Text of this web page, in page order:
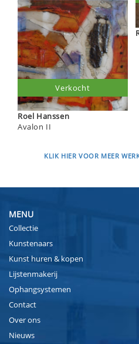
Roel Hanssen
Avalon II
Verkocht
KLIK HIER VOOR MEER
MENU
Collectie
Kunstenaars
Kunst huren & kopen
Lijstenmakerij
Ophangsystemen
Contact
Over ons
Nieuws